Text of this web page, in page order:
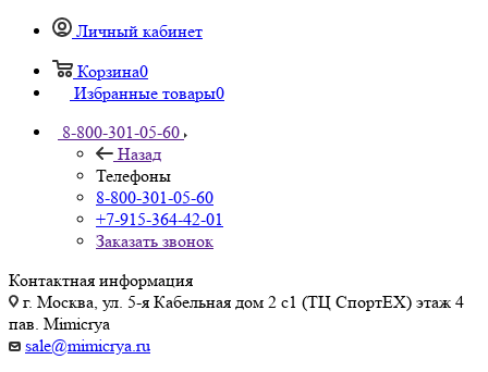
Личный кабинет
Корзина0
Избранные товары0
8-800-301-05-60
Назад
Телефоны
8-800-301-05-60
+7-915-364-42-01
Заказать звонок
Контактная информация
г. Москва, ул. 5-я Кабельная дом 2 с1 (ТЦ СпортEX) этаж 4
пав. Mimicrya
sale@mimicrya.ru